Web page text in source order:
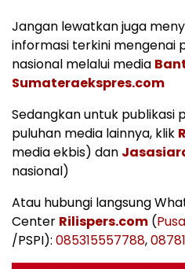
Jangan lewatkan juga
informasi terkini mengenai
nasional melalui media
Sumateraekspres.com
Sedangkan untuk publikasi
puluhan media lainnya, klik
media ekbis) dan
nasional)
Atau hubungi langsung
Center Rilispers.com (
/PSPI): 085315557788,